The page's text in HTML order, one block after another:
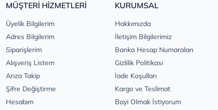
MÜŞTERİ HİZMETLERİ
Üyelik Bilgilerim
Adres Bilgilerim
Siparişlerim
Alışveriş Listem
Arıza Takip
Şifre Değiştirme
Hesabım
KURUMSAL
Hakkımızda
İletişim Bilgilerimiz
Banka Hesap Numaraları
Gizlilik Politikası
İade Koşulları
Kargo ve Teslimat
Bayi Olmak İstiyorum